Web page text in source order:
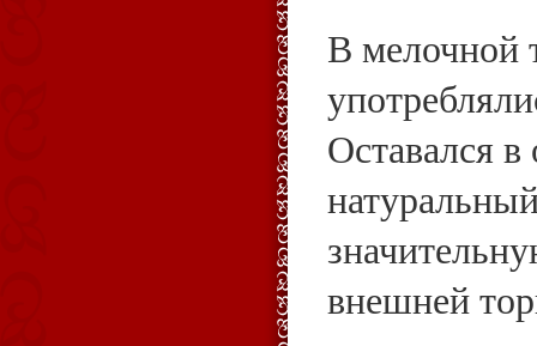
В мелочной
Оставался
внешней